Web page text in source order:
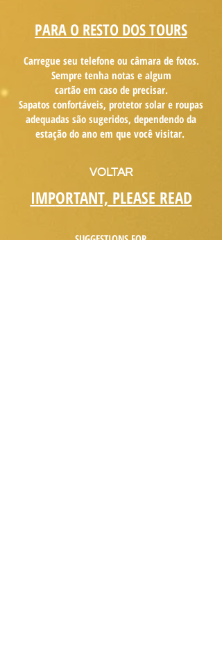
PARA O RESTO DOS TOURS
Carregue seu telefone ou câmarade fotos.
Sempre tenha notas e algum
cartãoem caso de precisar.
Sapatos confortáveis, protetor solar e roupas
adequadas são sugeridos, dependendo da
estação do ano em que você visitar.
VOLTAR
IMPORTANT, PLEASE READ
SUGGESTIONS FOR